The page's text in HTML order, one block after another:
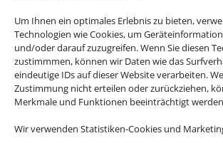
Um Ihnen ein optimales Erlebnis zu bieten,
Technologien wie Cookies, um
und/oder darauf zuzugreifen. Wenn Sie diesen
zustimmmen, können wir Daten wie das
eindeutige IDs auf dieser Website verarbeiten.
Zustimmung nicht erteilen oder zurückziehen,
Merkmale und Funktionen beeinträchtigt
Wir verwenden Statistiken-Cookies und
Die Abwicklung der Buchung übernimmt
International GmbH & Co.KG im
Webseiteninhabers.